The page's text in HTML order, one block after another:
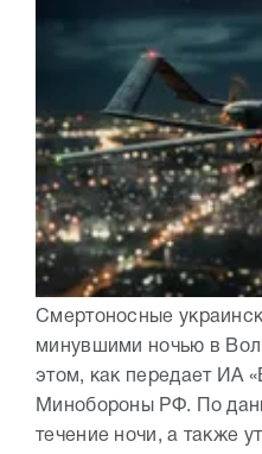
Смертоносные
минувшими ночью в
этом, как передает ИА
Минобороны РФ. По
течение ночи, а также